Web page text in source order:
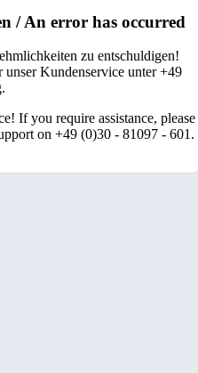
/ An error has occurred
zu entschuldigen!
Kundenservice unter +49
If you require assistance, please
on +49 (0)30 - 81097 - 601.